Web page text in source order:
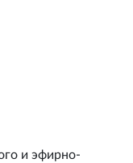
и эфирно-